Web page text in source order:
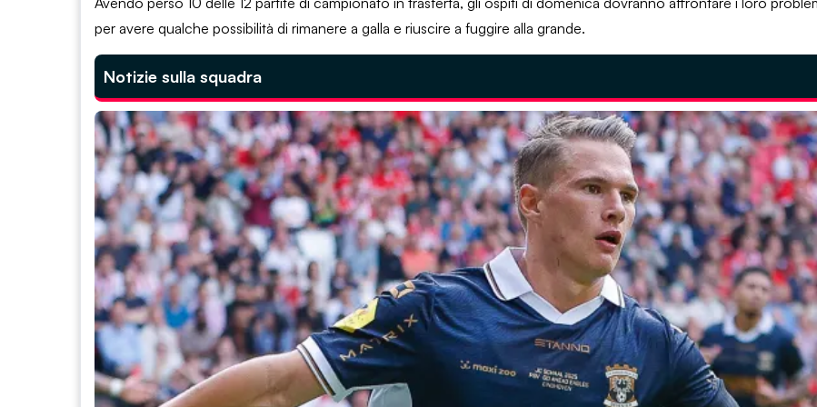
per avere qualche possibilità di rimanere a galla e riuscire a fuggire alla grande.
Notizie sulla squadra